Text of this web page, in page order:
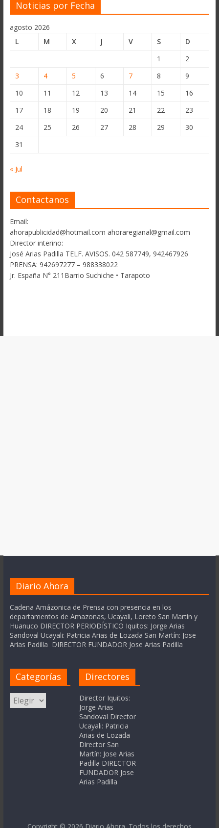
Noticias por Fecha
agosto 2026
L
M X J V S
D
1
2
3
4 5 6 7 8
9
10
11 12 13 14 15
16
17
18 19 20 21 22
23
24
25 26 27 28 29
30
31
« Jul
Contactanos
Email:
ahorapublicidad@hotmail.com ahoraregianal@gmail.com
Director interino:
José Arias Padilla TELF. AVISOS. 042 587749, 942467926
PRENSA: 942697277 – 988338022
Jr. España N° 211Barrio Suchiche • Tarapoto
Diario Ahora
Cadena Amázonica de Prensa con presencia en los
departamentos de Amazonas, Ucayali, Loreto San Martín y
Huanuco DIRECTOR PERIODÍSTICO Iquitos: Jorge Arias
Sandoval Ucayali: Patricia Arias de Lozada San Martín: Jose
Arias Padilla DIRECTOR FUNDADOR Jose Arias Padilla
Categorías
Categorías
Directores
Director Iquitos:
Jorge Arias
Sandoval Director
Ucayali: Patricia
Arias de Lozada
Director San
Martín: Jose Arias
Padilla DIRECTOR
FUNDADOR Jose
Arias Padilla